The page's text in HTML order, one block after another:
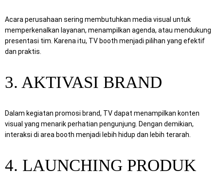
Acara perusahaan sering membutuhkan media visual untuk
memperkenalkan layanan, menampilkan agenda, atau mendukung
presentasi tim. Karena itu, TV booth menjadi pilihan yang efektif
dan praktis.
3. AKTIVASI BRAND
Dalam kegiatan promosi brand, TV dapat menampilkan konten
visual yang menarik perhatian pengunjung. Dengan demikian,
interaksi di area booth menjadi lebih hidup dan lebih terarah.
4. LAUNCHING PRODUK